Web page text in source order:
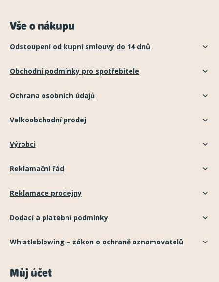
Vše o nákupu
Odstoupení od kupní smlouvy do 14 dnů
Obchodní podmínky pro spotřebitele
Ochrana osobních údajů
Velkoobchodní prodej
Výrobci
Reklamační řád
Reklamace prodejny
Dodací a platební podmínky
Whistleblowing – zákon o ochraně oznamovatelů
Můj účet